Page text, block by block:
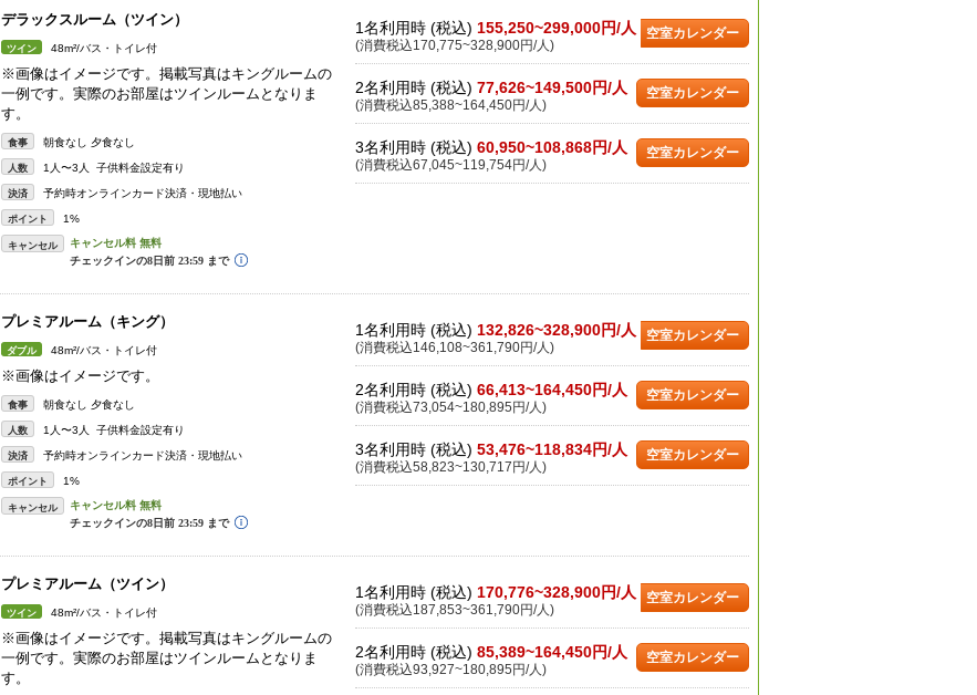
デラックスルーム（ツイン）
ツイン 48m²/バス・トイレ付
※画像はイメージです。掲載写真はキングルームの
一例です。実際のお部屋はツインルームとなりま
す。
食事 朝食なし 夕食なし
人数 1人〜3人 子供料金設定有り
決済 予約時オンラインカード決済・現地払い
ポイント 1%
キャンセル
1名利用時 (税込) 155,250~299,000円/人
(消費税込170,775~328,900円/人)
空室カレンダー
2名利用時 (税込) 77,626~149,500円/人
(消費税込85,388~164,450円/人)
空室カレンダー
3名利用時 (税込) 60,950~108,868円/人
(消費税込67,045~119,754円/人)
空室カレンダー
プレミアルーム（キング）
ダブル 48m²/バス・トイレ付
※画像はイメージです。
食事 朝食なし 夕食なし
人数 1人〜3人 子供料金設定有り
決済 予約時オンラインカード決済・現地払い
ポイント 1%
キャンセル
1名利用時 (税込) 132,826~328,900円/人
(消費税込146,108~361,790円/人)
空室カレンダー
2名利用時 (税込) 66,413~164,450円/人
(消費税込73,054~180,895円/人)
空室カレンダー
3名利用時 (税込) 53,476~118,834円/人
(消費税込58,823~130,717円/人)
空室カレンダー
プレミアルーム（ツイン）
ツイン 48m²/バス・トイレ付
※画像はイメージです。掲載写真はキングルームの
一例です。実際のお部屋はツインルームとなりま
す。
1名利用時 (税込) 170,776~328,900円/人
(消費税込187,853~361,790円/人)
空室カレンダー
2名利用時 (税込) 85,389~164,450円/人
(消費税込93,927~180,895円/人)
空室カレンダー